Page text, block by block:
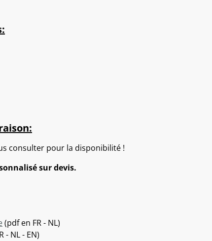
consulter pour la disponibilité !
sur devis.
(pdf en FR - NL)
- NL - EN)